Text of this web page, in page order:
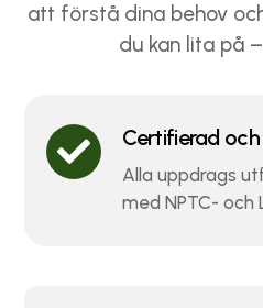
att förstå dina behov
du kan lita på
 Certifierad
Alla uppdrags
med NPTC-